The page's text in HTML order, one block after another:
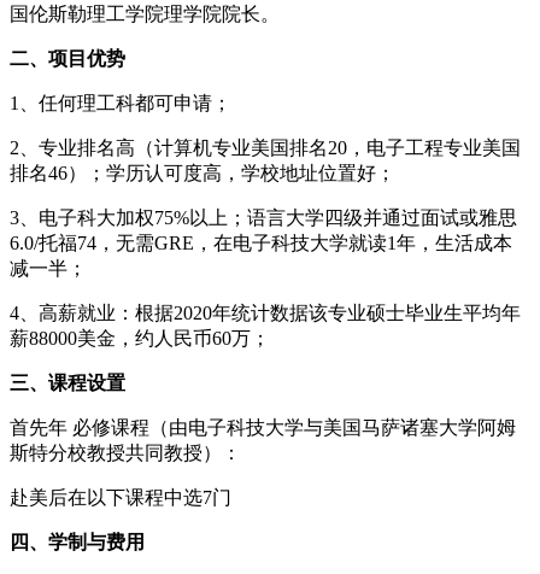
国伦斯勒理工学院理学院院长。
二、项目优势
1、任何理工科都可申请；
2、专业排名高（计算机专业美国排名20，电子工程专业美国
排名46）；学历认可度高，学校地址位置好；
3、电子科大加权75%以上；语言大学四级并通过面试或雅思
6.0/托福74，无需GRE，在电子科技大学就读1年，生活成本
减一半；
4、高薪就业：根据2020年统计数据该专业硕士毕业生平均年
薪88000美金，约人民币60万；
三、课程设置
首先年 必修课程（由电子科技大学与美国马萨诸塞大学阿姆
斯特分校教授共同教授）：
赴美后在以下课程中选7门
四、学制与费用